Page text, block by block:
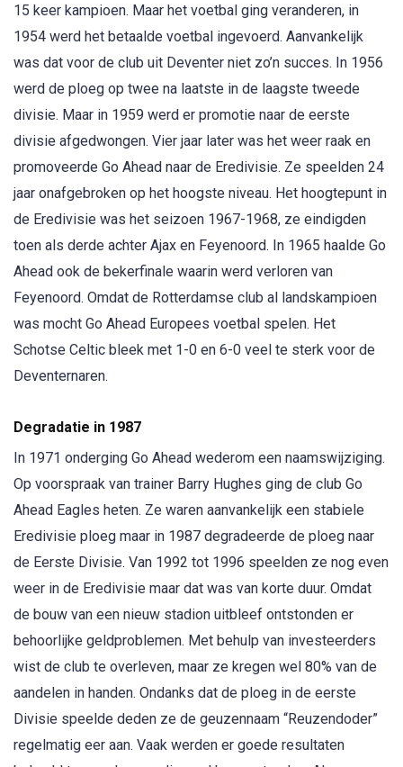
15 keer kampioen. Maar het voetbal ging veranderen, in
1954 werd het betaalde voetbal ingevoerd. Aanvankelijk
was dat voor de club uit Deventer niet zo’n succes. In 1956
werd de ploeg op twee na laatste in de laagste tweede
divisie. Maar in 1959 werd er promotie naar de eerste
divisie afgedwongen. Vier jaar later was het weer raak en
promoveerde Go Ahead naar de Eredivisie. Ze speelden 24
jaar onafgebroken op het hoogste niveau. Het hoogtepunt in
de Eredivisie was het seizoen 1967-1968, ze eindigden
toen als derde achter Ajax en Feyenoord. In 1965 haalde Go
Ahead ook de bekerfinale waarin werd verloren van
Feyenoord. Omdat de Rotterdamse club al landskampioen
was mocht Go Ahead Europees voetbal spelen. Het
Schotse Celtic bleek met 1-0 en 6-0 veel te sterk voor de
Deventernaren.
Degradatie in 1987
In 1971 onderging Go Ahead wederom een naamswijziging.
Op voorspraak van trainer Barry Hughes ging de club Go
Ahead Eagles heten. Ze waren aanvankelijk een stabiele
Eredivisie ploeg maar in 1987 degradeerde de ploeg naar
de Eerste Divisie. Van 1992 tot 1996 speelden ze nog even
weer in de Eredivisie maar dat was van korte duur. Omdat
de bouw van een nieuw stadion uitbleef ontstonden er
behoorlijke geldproblemen. Met behulp van investeerders
wist de club te overleven, maar ze kregen wel 80% van de
aandelen in handen. Ondanks dat de ploeg in de eerste
Divisie speelde deden ze de geuzennaam “Reuzendoder”
regelmatig eer aan. Vaak werden er goede resultaten